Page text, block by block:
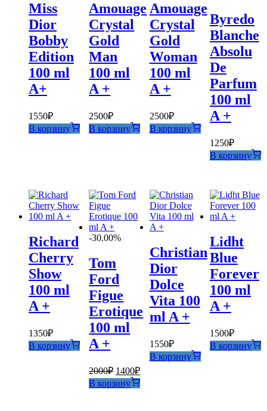
Miss
Dior
Bobby
Edition
100 ml
A+
1550₽
В корзину
Amouage
Crystal
Gold
Man
100 ml
A +
2500₽
В корзину
Amouage
Crystal
Gold
Woman
100 ml
A +
2500₽
В корзину
Byredo
Blanche
Absolu
De
Parfum
100 ml
A +
1250₽
В корзину
Richard
Cherry
Show
100 ml
A +
1350₽
В корзину
-30.00%
Tom
Ford
Figue
Erotique
100 ml
A +
2000₽ Первоначальная
цена
составляла
1400₽Текущая
цена:
1400₽.
В корзину
Christian
Dior
Dolce
Vita 100
ml A +
1550₽
В корзину
Lidht
Blue
Forever
100 ml
A +
1500₽
В корзину